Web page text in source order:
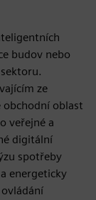
budov nebo
ze
obchodní oblast
veřejné a
digitální
spotřeby
energeticky